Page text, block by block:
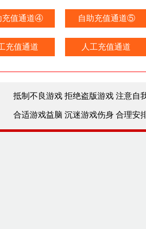
充值通道④ 自助充值通道⑤
充值通道 人工充值通道
抵制不良游戏 拒绝盗版游戏 注意自
合适游戏益脑 沉迷游戏伤身 合理安